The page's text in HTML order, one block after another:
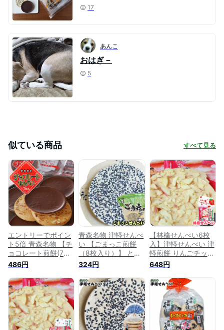
17
あんこ
おはぎ－
5
似ている商品 すべて見る
エントリーでポイン
ト5倍 青森名物 【チ
ョコレート煎餅(7枚
入)】津軽せんべい
チョコ煎餅 豆 ごま
チョコレート 煎餅
渋川製菓 おやつ 個
包装 シェア 青森 黒
石 お土産 [※SP][※当
店他商品との同梱発
送可]
486円
青森名物 津軽せんべ
い 【ごまっこ煎餅
（8枚入り）】 とに
もかくにも、ゴマが
た〜〜ぷり♪風味豊か
で、素朴な味です！
渋川製菓[※SP][※当
店他商品との同梱発
送可]
324円
【林檎せんべい6枚
入】津軽せんべい 津
軽煎餅 りんごチップ
青森県産りんご りん
ごせんべい 渋川製菓
[※SP][※当店他商品
との同梱可]
648円